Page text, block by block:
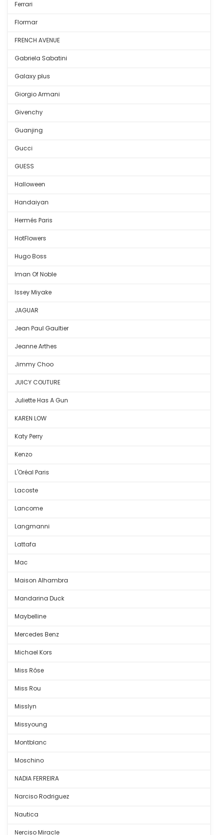
Ferrari
Flormar
FRENCH AVENUE
Gabriela Sabatini
Galaxy plus
Giorgio Armani
Givenchy
Guanjing
Gucci
GUESS
Halloween
Handaiyan
Hermés Paris
HotFlowers
Hugo Boss
Iman Of Noble
Issey Miyake
JAGUAR
Jean Paul Gaultier
Jeanne Arthes
Jimmy Choo
JUICY COUTURE
Juliette Has A Gun
KAREN LOW
Katy Perry
Kenzo
L'Oréal Paris
Lacoste
Lancome
Langmanni
Lattafa
Mac
Maison Alhambra
Mandarina Duck
Maybelline
Mercedes Benz
Michael Kors
Miss Rôse
Miss Rou
Misslyn
Missyoung
Montblanc
Moschino
NADIA FERREIRA
Narciso Rodriguez
Nautica
Nerciso Miracle